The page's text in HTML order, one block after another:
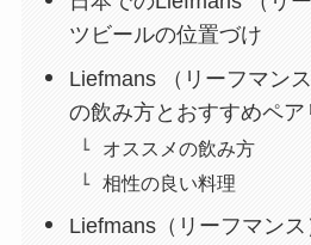
ツビールの位置づけ
Liefmans （リーフマン
の飲み方とおすすめペア
オススメの飲み方
相性の良い料理
Liefmans（リーフマン